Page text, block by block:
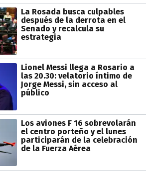
La Rosada busca culpables
después de la derrota en el
Senado y recalcula su
estrategia
Lionel Messi llega a Rosario a
las 20.30: velatorio íntimo de
Jorge Messi, sin acceso al
público
Los aviones F 16 sobrevolarán
el centro porteño y el lunes
participarán de la celebración
de la Fuerza Aérea